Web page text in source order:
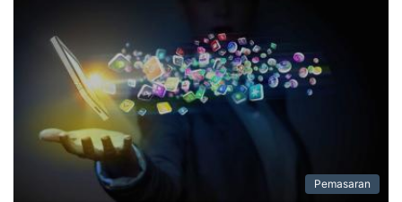
Pemasaran